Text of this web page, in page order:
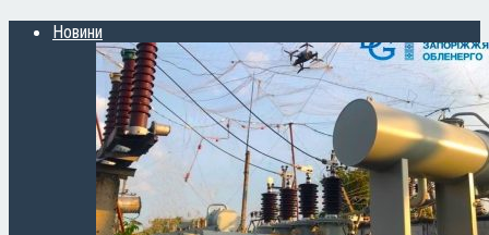
Новини